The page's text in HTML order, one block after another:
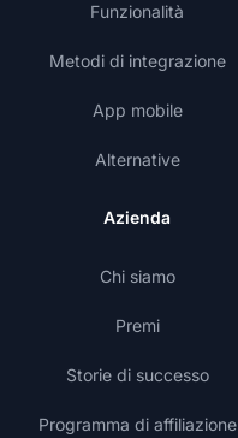
Funzionalità
Metodi di integrazione
App mobile
Alternative
Azienda
Chi siamo
Premi
Storie di successo
Programma di affiliazione